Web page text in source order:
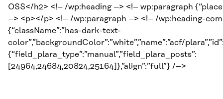
OSS</h2> <!– /wp:heading –> <!– wp:paragraph
–> <p></p> <!– /wp:paragraph –> <!– /wp:heading-
{“className”:”has-dark-text-
color”,”backgroundColor”:”white”,”name”:”acf/
{“field_plara_type”:”manual”,”field_plara_posts”:
[24964,24684,20824,25164]},”align”:”full”} /–>